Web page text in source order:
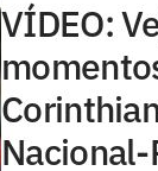
VÍDEO: